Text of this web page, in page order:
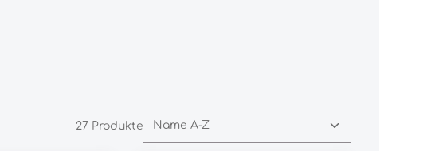
27 Produkte